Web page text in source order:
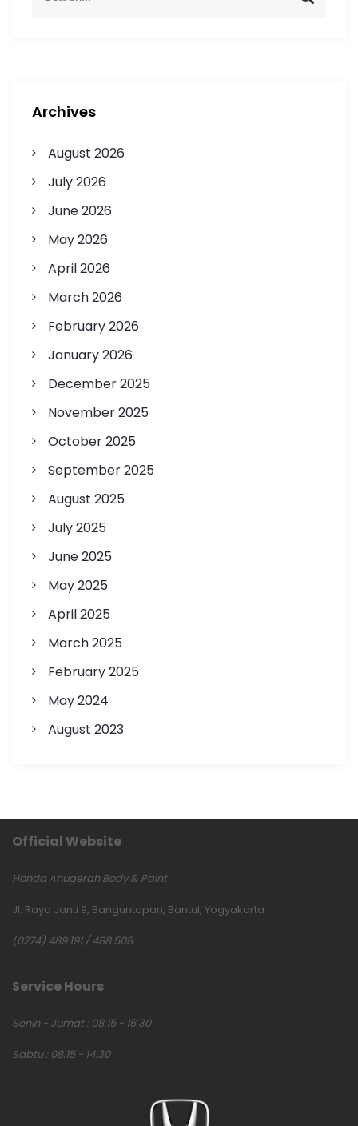
Archives
August 2026
July 2026
June 2026
May 2026
April 2026
March 2026
February 2026
January 2026
December 2025
November 2025
October 2025
September 2025
August 2025
July 2025
June 2025
May 2025
April 2025
March 2025
February 2025
May 2024
August 2023
Official Website
Honda Anugerah Body & Paint
Jl. Raya Janti 9, Banguntapan, Bantul, Yogyakarta
(0274) 489 191 / 488 508
Service Hours
Senin - Jumat : 08.15 - 16.30
Sabtu : 08.15 - 14.30